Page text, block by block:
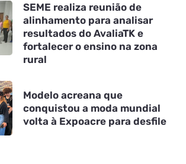
SEME realiza reunião de
alinhamento para analisar
resultados do AvaliaTK e
fortalecer o ensino na zona
rural
Modelo acreana que
conquistou a moda mundial
volta à Expoacre para desfile